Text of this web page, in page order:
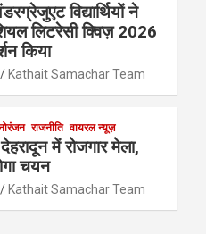
विद्यार्थियों ने
लिटरेसी क्विज़ 2026
किया
Kathait Samachar Team
राजनीति वायरल न्यूज़
में रोजगार मेला,
चयन
Kathait Samachar Team